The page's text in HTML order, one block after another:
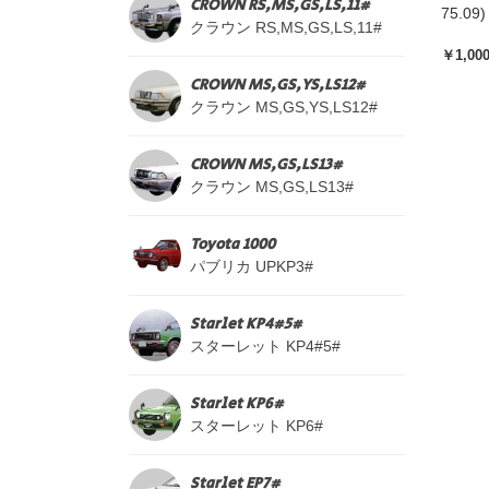
CROWN RS,MS,GS,LS,11#
クラウン RS,MS,GS,LS,11#
CROWN MS,GS,YS,LS12#
クラウン MS,GS,YS,LS12#
CROWN MS,GS,LS13#
クラウン MS,GS,LS13#
Toyota 1000
パブリカ UPKP3#
Starlet KP4#5#
スターレット KP4#5#
Starlet KP6#
スターレット KP6#
Starlet EP7#
75.09)
￥